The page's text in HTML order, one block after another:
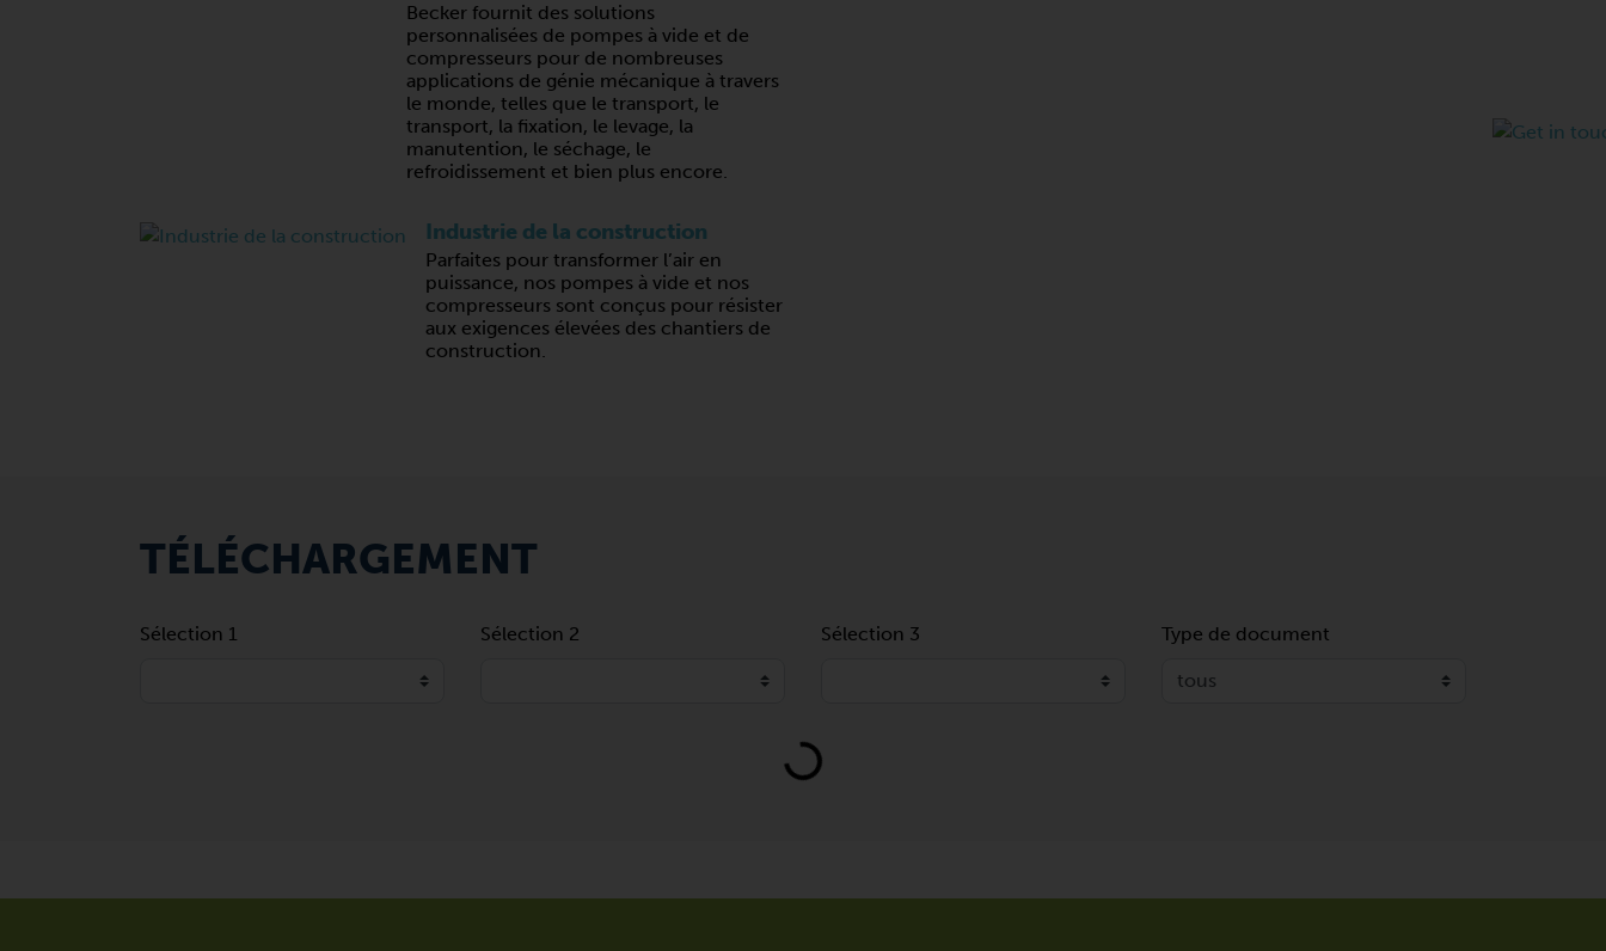
Becker fournit des solutions
personnalisées de pompes à vide et de
compresseurs pour de nombreuses
applications de génie mécanique à travers
le monde, telles que le transport, le
transport, la fixation, le levage, la
manutention, le séchage, le
refroidissement et bien plus encore.
Industrie de la construction
Parfaites pour transformer l’air en
puissance, nos pompes à vide et nos
compresseurs sont conçus pour résister
aux exigences élevées des chantiers de
construction.
TÉLÉCHARGEMENT
Sélection 1 Sélection 2 Sélection 3 Type de document
Loading...